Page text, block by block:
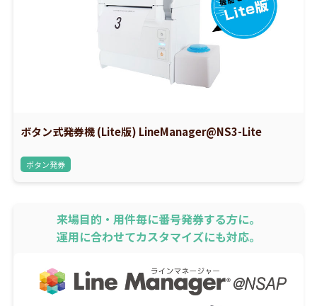
ボタン式発券機 (Lite版) LineManager@NS3-Lite
ボタン発券
来場目的・用件毎に番号発券する方に。
運用に合わせてカスタマイズにも対応。